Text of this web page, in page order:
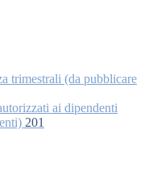
trimestrali (da pubblicare
ai dipendenti
201